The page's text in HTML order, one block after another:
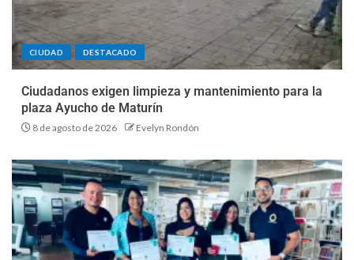
CIUDAD DESTACADO
Ciudadanos exigen limpieza y mantenimiento para la
plaza Ayucho de Maturín
8 de agosto de 2026 Evelyn Rondón